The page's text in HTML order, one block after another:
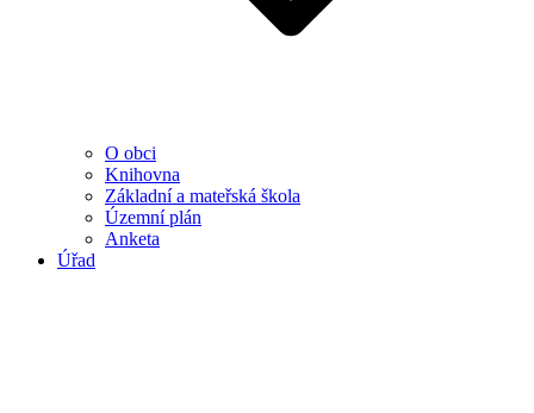
O obci
Knihovna
Základní a mateřská škola
Územní plán
Anketa
Úřad